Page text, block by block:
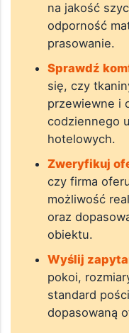
na jakość
odporność
prasowanie.
Sprawdź
się, czy
przewiewne i
codziennego
hotelowych.
Zweryfikuj
czy firma
możliwość
oraz
obiektu.
Wyślij
pokoi,
standard
dopasowaną